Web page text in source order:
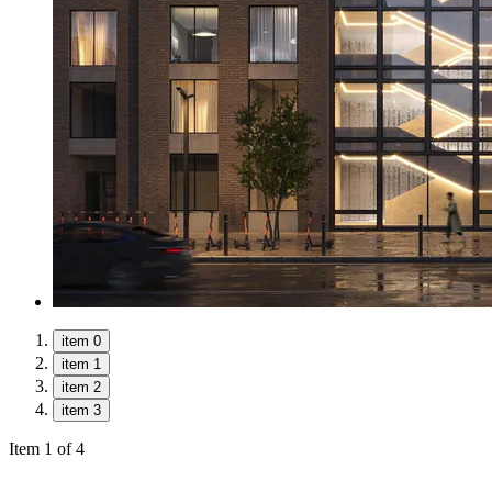
item 0
item 1
item 2
item 3
Item 1 of 4